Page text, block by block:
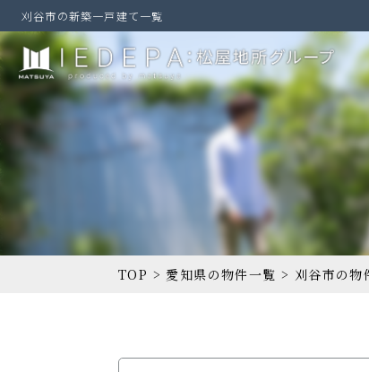
刈谷市の新築一戸建て一覧
TOP > 愛知県の物件一覧 > 刈谷市の物